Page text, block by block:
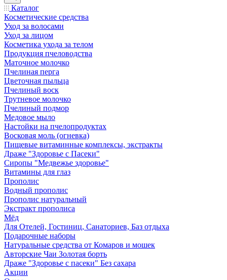
Каталог
Косметические средства
Уход за волосами
Уход за лицом
Косметика ухода за телом
Продукция пчеловодства
Маточное молочко
Пчелиная перга
Цветочная пыльца
Пчелиный воск
Трутневое молочко
Пчелиный подмор
Медовое мыло
Настойки на пчелопродуктах
Восковая моль (огневка)
Пищевые витаминные комплексы, экстракты
Драже "Здоровье с Пасеки"
Сиропы "Медвежье здоровье"
Витамины для глаз
Прополис
Водный прополис
Прополис натуральный
Экстракт прополиса
Мёд
Для Отелей, Гостиниц, Санаториев, Баз отдыха
Подарочные наборы
Натуральные средства от Комаров и мошек
Авторские Чаи Золотая борть
Драже "Здоровье с пасеки" Без сахара
Акции